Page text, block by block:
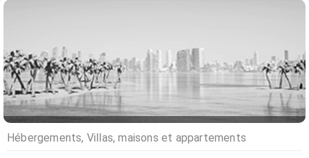
Hébergements, Villas, maisons et appartements